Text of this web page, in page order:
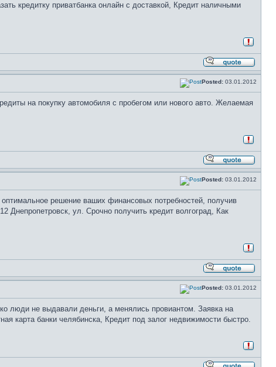
кредитку приватбанка онлайн с доставкой, Кредит наличными
Posted: 03.01.2012
на покупку автомобиля с пробегом или нового авто. Желаемая
Posted: 03.01.2012
решение ваших финансовых потребностей, получив
Днепропетровск, ул. Срочно получить кредит волгоград, Как
Posted: 03.01.2012
люди не выдавали деньги, а менялись провиантом. Заявка на
карта банки челябинска, Кредит под залог недвижимости быстро.